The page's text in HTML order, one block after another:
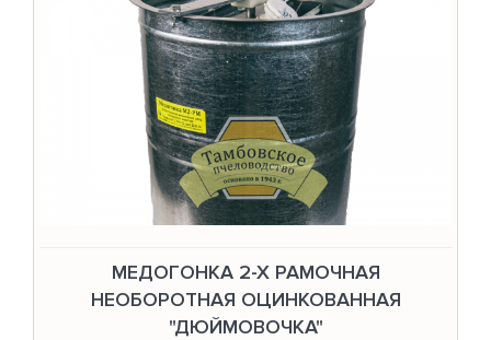
МЕДОГОНКА 2-Х РАМОЧНАЯ
НЕОБОРОТНАЯ ОЦИНКОВАННАЯ
"ДЮЙМОВОЧКА"